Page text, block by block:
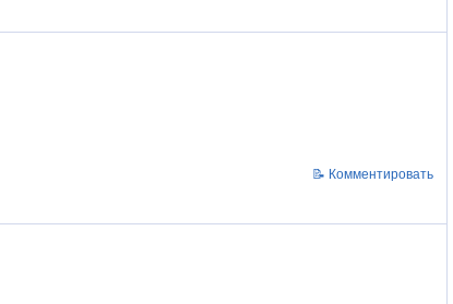
📝 Комментировать